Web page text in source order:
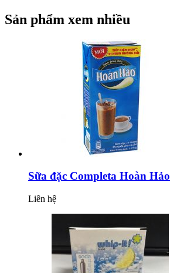
Sản phẩm xem nhiều
Sữa đặc Completa Hoàn Hảo
Liên hệ